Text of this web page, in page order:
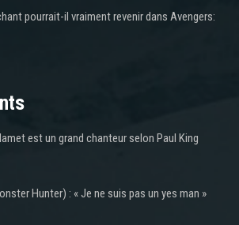
pourrait-il vraiment revenir dans Avengers:
est un grand chanteur selon Paul King
Hunter) : « Je ne suis pas un yes man »